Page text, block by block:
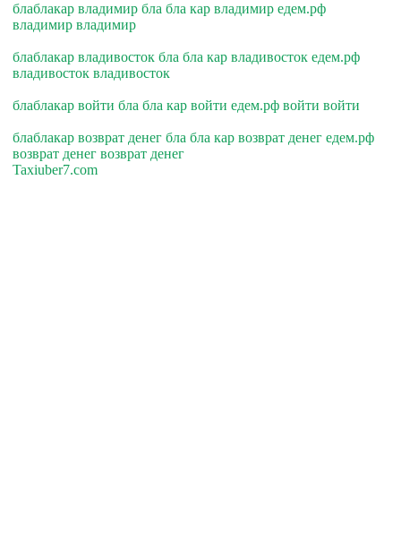
блаблакар владимир бла бла кар владимир едем.рф
владимир владимир
блаблакар владивосток бла бла кар владивосток едем.рф
владивосток владивосток
блаблакар войти бла бла кар войти едем.рф войти войти
блаблакар возврат денег бла бла кар возврат денег едем.рф
возврат денег возврат денег
Taxiuber7.com